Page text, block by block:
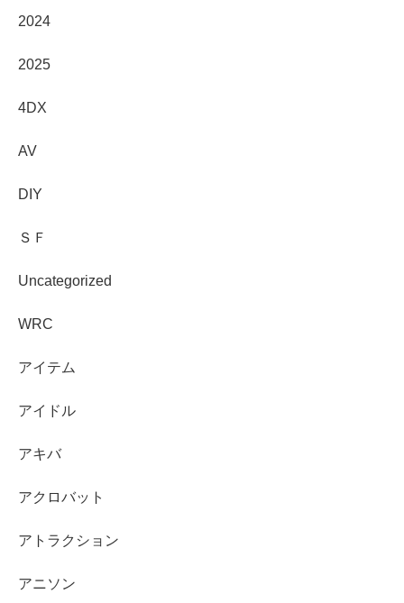
2024
2025
4DX
AV
DIY
ＳＦ
Uncategorized
WRC
アイテム
アイドル
アキバ
アクロバット
アトラクション
アニソン